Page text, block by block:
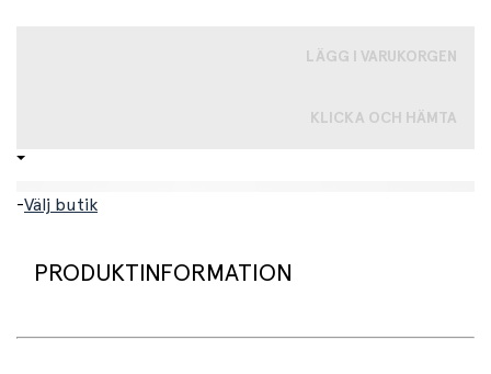
LÄGG I VARUKORGEN
KLICKA OCH HÄMTA
-Välj butik
PRODUKTINFORMATION